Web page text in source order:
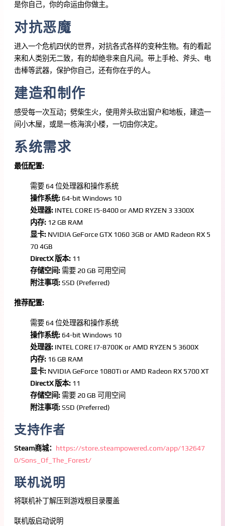
是你自己，你的命运由你做主。
对抗恶魔
进入一个危机四伏的世界，对抗各式各样的变种生物。有的看起
来和人类别无二致，有的却绝非来自凡间。带上手枪、斧头、电
击棒等武器，保护你自己，还有你在乎的人。
建造和制作
感受每一次互动；劈柴生火，使用斧头砍出窗户和地板，建造一
间小木屋，或是一栋海滨小楼，一切由你决定。
系统需求
最低配置:
需要 64 位处理器和操作系统
操作系统: 64-bit Windows 10
处理器: INTEL CORE I5-8400 or AMD RYZEN 3 3300X
内存: 12 GB RAM
显卡: NVIDIA GeForce GTX 1060 3GB or AMD Radeon RX 5
70 4GB
DirectX 版本: 11
存储空间: 需要 20 GB 可用空间
附注事项:SSD (Preferred)
推荐配置:
需要 64 位处理器和操作系统
操作系统: 64-bit Windows 10
处理器: INTEL CORE I7-8700K or AMD RYZEN 5 3600X
内存: 16 GB RAM
显卡: NVIDIA GeForce 1080Ti or AMD Radeon RX 5700 XT
DirectX 版本: 11
存储空间: 需要 20 GB 可用空间
附注事项:SSD (Preferred)
支持作者
Steam商城： https://store.steampowered.com/app/132647
0/Sons_Of_The_Forest/
联机说明
将联机补丁解压到游戏根目录覆盖
联机版启动说明